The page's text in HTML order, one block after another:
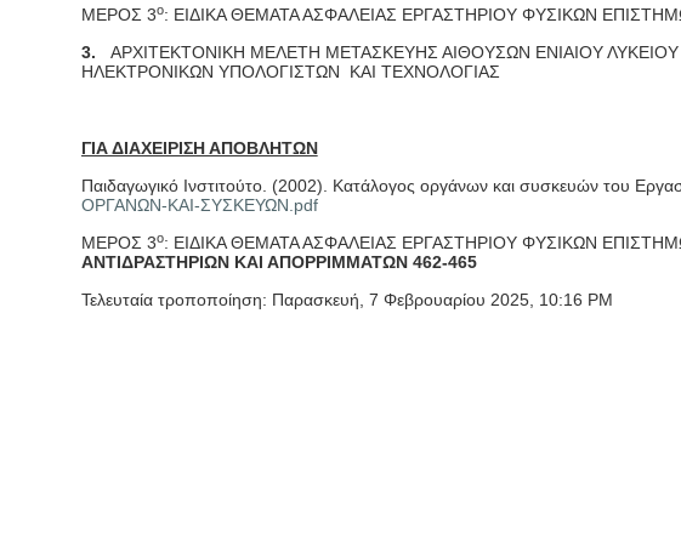
ΜΕΡΟΣ 3ο: ΕΙΔΙΚΑ ΘΕΜΑΤΑ ΑΣΦΑΛΕΙΑΣ ΕΡΓΑΣΤΗΡΙΟΥ ΦΥΣΙΚΩΝ
3.
ΑΡΧΙΤΕΚΤΟΝΙΚΗ ΜΕΛΕΤΗ ΜΕΤΑΣΚΕΥΗΣ ΑΙΘΟΥΣΩΝ ΕΝΙΑΙΟΥ
ΗΛΕΚΤΡΟΝΙΚΩΝ ΥΠΟΛΟΓΙΣΤΩΝ ΚΑΙ ΤΕΧΝΟΛΟΓΙΑΣ
ΓΙΑ ΔΙΑΧΕΙΡΙΣΗ ΑΠΟΒΛΗΤΩΝ
Παιδαγωγικό Ινστιτούτο. (2002). Κατάλογος οργάνων και συσκευών του
ΟΡΓΑΝΩΝ-ΚΑΙ-ΣΥΣΚΕΥΩΝ. pdf
ΜΕΡΟΣ 3ο: ΕΙΔΙΚΑ ΘΕΜΑΤΑ ΑΣΦΑΛΕΙΑΣ ΕΡΓΑΣΤΗΡΙΟΥ ΦΥΣΙΚΩΝ
ΑΝΤΙΔΡΑΣΤΗΡΙΩΝ ΚΑΙ ΑΠΟΡΡΙΜΜΑΤΩΝ 462-465
Τελευταία τροποποίηση: Παρασκευή, 7 Φεβρουαρίου 2025, 10:16 PM